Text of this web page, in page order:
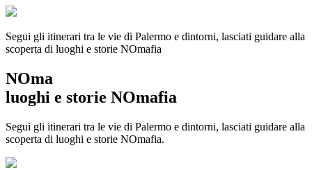
Segui gli itinerari tra le vie di Palermo e dintorni, lasciati guidare alla
scoperta di luoghi e storie NOmafia
NOma
luoghi e storie NOmafia
Segui gli itinerari tra le vie di Palermo e dintorni, lasciati guidare alla
scoperta di luoghi e storie NOmafia.